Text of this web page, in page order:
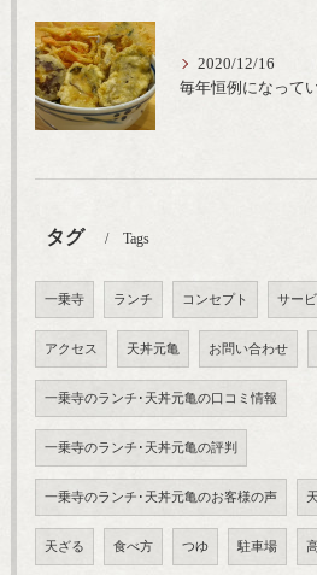
2020/12/16
タグ Tags
一乗寺 ランチ コンセプト サービ
アクセス 天丼元亀 お問い合わせ
一乗寺のランチ･天丼元亀の口コミ情報
一乗寺のランチ･天丼元亀の評判
一乗寺のランチ･天丼元亀のお客様の声
天ざる 食べ方 つゆ 駐車場